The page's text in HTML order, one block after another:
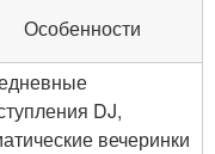
Особенности
DJ,
вечеринки